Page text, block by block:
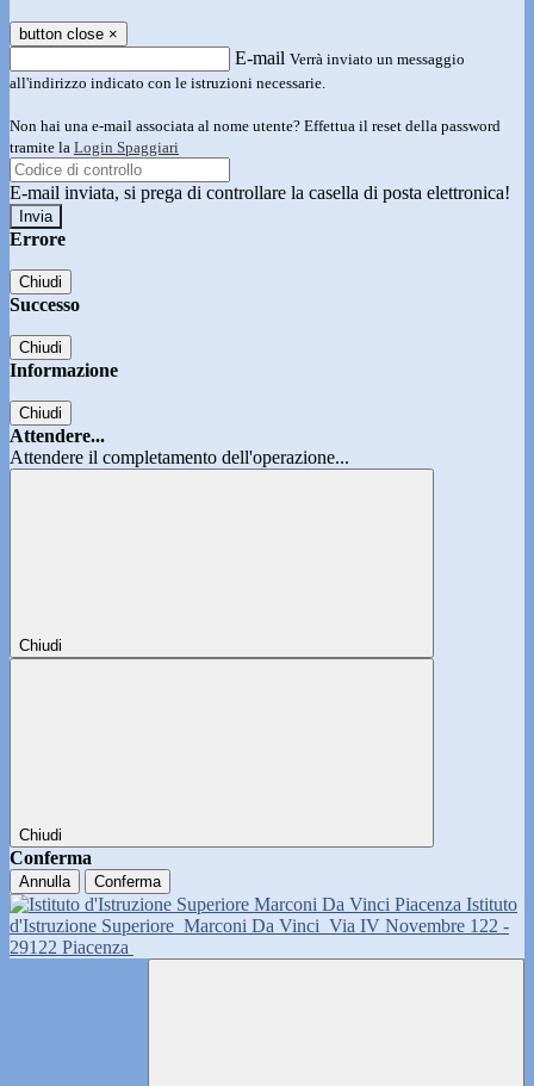
button close ×
E-mail Verrà inviato un messaggio
all'indirizzo indicato con le istruzioni necessarie.
Non hai una e-mail associata al nome utente? Effettua il reset della password
tramite la Login Spaggiari
E-mail inviata, si prega di controllare la casella di posta elettronica!
Errore
Chiudi
Successo
Chiudi
Informazione
Chiudi
Attendere...
Attendere il completamento dell'operazione...
Chiudi
Chiudi
Conferma
Annulla Conferma
Istituto
d'Istruzione Superiore Marconi Da Vinci Via IV Novembre 122 -
29122 Piacenza